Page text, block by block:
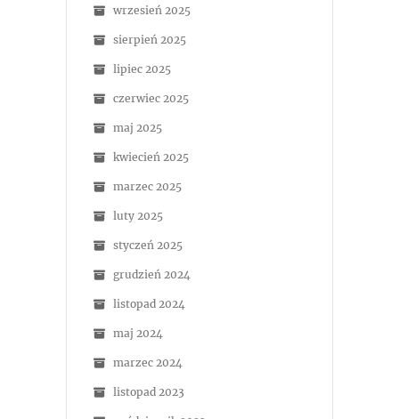
wrzesień 2025
sierpień 2025
lipiec 2025
czerwiec 2025
maj 2025
kwiecień 2025
marzec 2025
luty 2025
styczeń 2025
grudzień 2024
listopad 2024
maj 2024
marzec 2024
listopad 2023